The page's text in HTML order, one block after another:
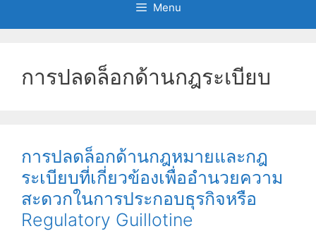
Menu
การปลดล็อกด้านกฎระเบียบ
การปลดล็อกด้านกฎหมายและกฎ
ระเบียบที่เกี่ยวข้องเพื่ออำนวยความ
สะดวกในการประกอบธุรกิจหรือ
Regulatory Guillotine